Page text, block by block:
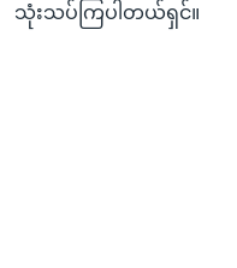
သုံးသပ်ကြပါတယ်ရှင်။